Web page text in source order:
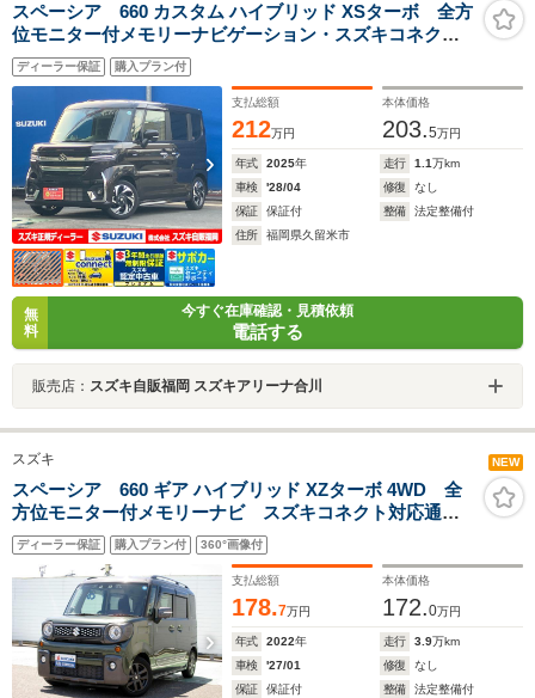
スペーシア 660 カスタム ハイブリッド XSターボ 全方
位モニター付メモリーナビゲーション・スズキコネクト
対応通信機装着車 後席両側パワースライドドア LEDヘッ
ドランプ ETC ヘッドアップディスプレイ デュアルセンサ
ーブレーキサポートII
ディーラー保証 購入プラン付
支払総額
212万円
本体価格
203.5万円
年式 2025年 走行 1.1万km
車検
'28/04 修復
なし
保証
保証付 整備
法定整備付
住所
福岡県久留米市
無
料
今すぐ在庫確認・見積依頼
電話する
販売店： スズキ自販福岡 スズキアリーナ合川
スズキ NEW
スペーシア 660 ギア ハイブリッド XZターボ 4WD 全
方位モニター付メモリーナビ スズキコネクト対応通信
機装着車 ドライブレコーダー ETC 後席両側ワンア
クションパワースライドドア LEDヘッドランプ・フォ
グランプ アイドリングストップ アルミホイール
ディーラー保証 購入プラン付 360°画像付
支払総額
178.7万円
本体価格
172.0万円
年式 2022年 走行 3.9万km
車検
'27/01 修復
なし
保証
保証付 整備
法定整備付